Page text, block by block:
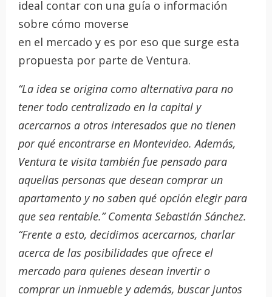
ideal contar con una guía o información
sobre cómo moverse
en el mercado y es por eso que surge esta
propuesta por parte de Ventura.
“La idea se origina como alternativa para no
tener todo centralizado en la capital y
acercarnos a otros interesados que no tienen
por qué encontrarse en Montevideo. Además,
Ventura te visita también fue pensado para
aquellas personas que desean comprar un
apartamento y no saben qué opción elegir para
que sea rentable.” Comenta Sebastián Sánchez.
“Frente a esto, decidimos acercarnos, charlar
acerca de las posibilidades que ofrece el
mercado para quienes desean invertir o
comprar un inmueble y además, buscar juntos